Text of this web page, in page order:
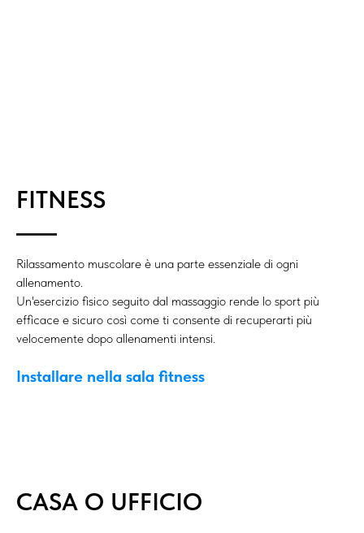
FITNESS
Rilassamento muscolare è una parte essenziale di ogni
allenamento.
Un'esercizio fisico seguito dal massaggio rende lo sport più
efficace e sicuro così come ti consente di recuperarti più
velocemente dopo allenamenti intensi.
Installare nella sala fitness
CASA O UFFICIO